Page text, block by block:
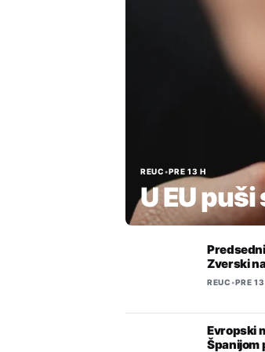
REUC•PRE 13 H
U EU
Zverski
REUC•PRE
Evropski
Španijom